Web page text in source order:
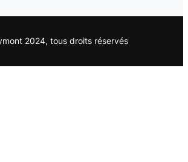
2024, tous droits réservés